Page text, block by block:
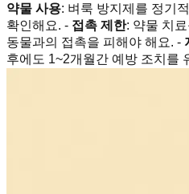
약물 사용: 벼룩 방지제를 정기
확인해요. - 접촉 제한: 약물 치
동물과의 접촉을 피해야 해요. -
후에도 1~2개월간 예방 조치를